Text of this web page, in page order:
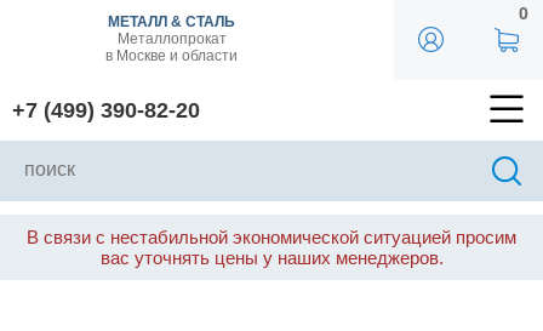
МЕТАЛЛ & СТАЛЬ
Металлопрокат
в Москве и области
+7 (499) 390-82-20
0
В связи с нестабильной экономической ситуацией просим
вас уточнять цены у наших менеджеров.